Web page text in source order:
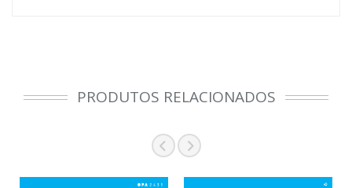
PRODUTOS RELACIONADOS